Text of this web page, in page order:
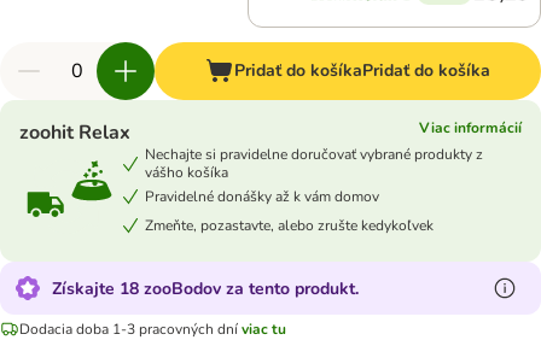
Pridať do košíkaPridať do košíka
zoohit Relax
Viac informácií
Nechajte si pravidelne doručovať vybrané produkty z
vášho košíka
Pravidelné donášky až k vám domov
Zmeňte, pozastavte, alebo zrušte kedykoľvek
Získajte 18 zooBodov za tento produkt.
Dodacia doba 1-3 pracovných dníviac tu